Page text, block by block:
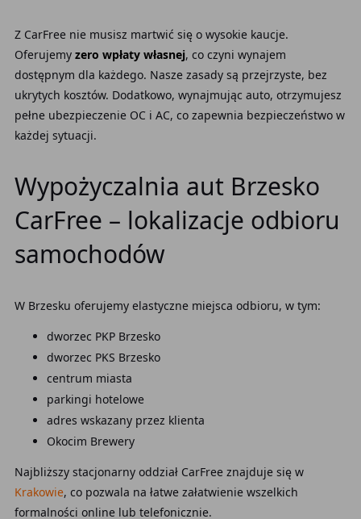
Z CarFree nie musisz martwić się o wysokie kaucje.
Oferujemy zero wpłaty własnej, co czyni wynajem
dostępnym dla każdego. Nasze zasady są przejrzyste, bez
ukrytych kosztów. Dodatkowo, wynajmując auto, otrzymujesz
pełne ubezpieczenie OC i AC, co zapewnia bezpieczeństwo w
każdej sytuacji.
Wypożyczalnia aut Brzesko
CarFree – lokalizacje odbioru
samochodów
W Brzesku oferujemy elastyczne miejsca odbioru, w tym:
dworzec PKP Brzesko
dworzec PKS Brzesko
centrum miasta
parkingi hotelowe
adres wskazany przez klienta
Okocim Brewery
Najbliższy stacjonarny oddział CarFree znajduje się w
Krakowie, co pozwala na łatwe załatwienie wszelkich
formalności online lub telefonicznie.